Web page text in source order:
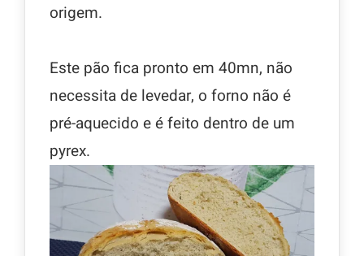
origem.
Este pão fica pronto em 40mn, não
necessita de levedar, o forno não é
pré-aquecido e é feito dentro de um
pyrex.